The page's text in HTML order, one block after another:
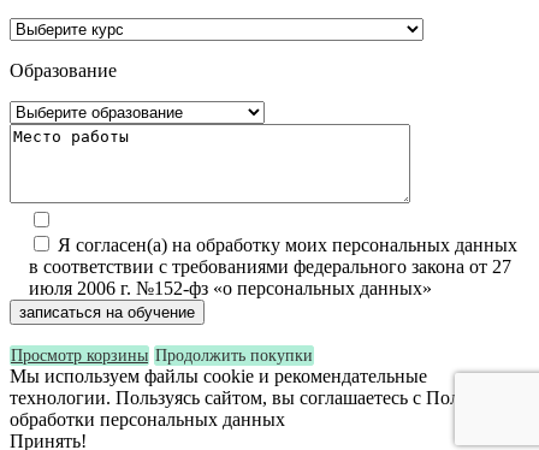
Образование
Я согласен(а) на обработку моих персональных данных
в соответствии с требованиями федерального закона от 27
июля 2006 г. №152-фз «о персональных данных»
Просмотр корзины Продолжить покупки
Мы используем файлы cookie и рекомендательные
технологии. Пользуясь сайтом, вы соглашаетесь с Политикой
обработки персональных данных
Принять!